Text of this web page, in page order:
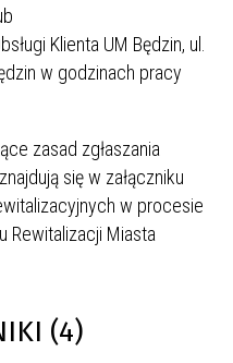
Klienta UM Będzin, ul.
w godzinach pracy
zasad zgłaszania
się w załączniku
w procesie
Rewitalizacji Miasta
(4)